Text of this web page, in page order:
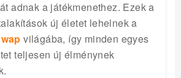
adnak a játékmenethez. Ezek a
új életet lehelnek a
világába, így minden egyes
teljesen új élménynek